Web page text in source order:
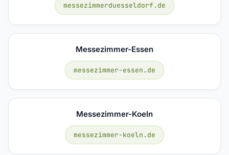
messezimmerduesseldorf.de
Messezimmer-Essen
messezimmer-essen.de
Messezimmer-Koeln
messezimmer-koeln.de